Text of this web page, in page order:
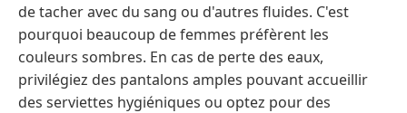
de tacher avec du sang ou d'autres fluides. C'est
pourquoi beaucoup de femmes préfèrent les
couleurs sombres. En cas de perte des eaux,
privilégiez des pantalons amples pouvant accueillir
des serviettes hygiéniques ou optez pour des